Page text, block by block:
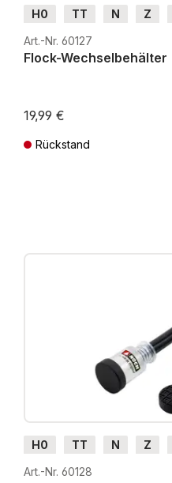
H0 TT N Z
Art.-Nr. 60127
Flock-Wechselbehälter
19,99 €
Rückstand
H0 TT N Z
Art.-Nr. 60128